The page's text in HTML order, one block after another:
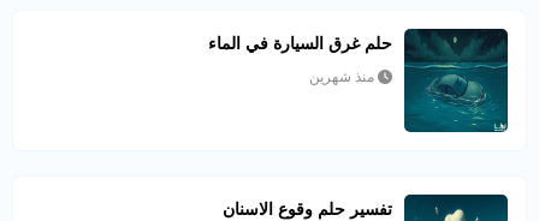
حلم غرق السيارة في الماء
منذ شهرين
تفسير حلم وقوع الاسنان